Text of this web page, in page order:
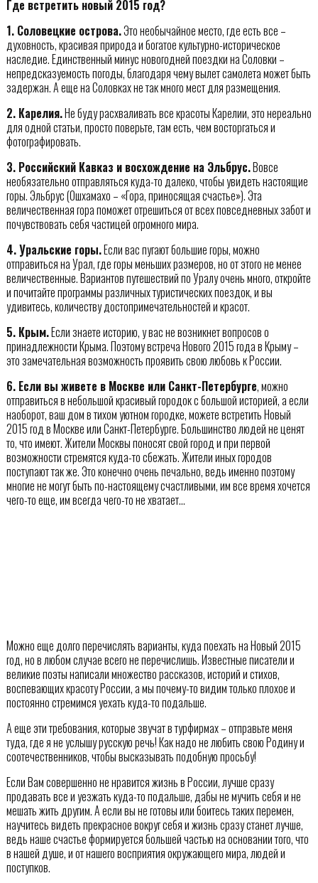
Где встретить новый 2015 год?
1. Соловецкие острова.Это необычайное место, где есть все –
духовность, красивая природа и богатое культурно-историческое
наследие. Единственный минус новогодней поездки на Соловки –
непредсказуемость погоды, благодаря чему вылет самолета может быть
задержан. А еще на Соловках не так много мест для размещения.
2. Карелия.Не буду расхваливать все красоты Карелии, это нереально
для одной статьи, просто поверьте, там есть, чем восторгаться и
фотографировать.
3. Российский Кавказ и восхождение на Эльбрус.Вовсе
необязательно отправляться куда-то далеко, чтобы увидеть настоящие
горы. Эльбрус (Ошхамахо – «Гора, приносящая счастье»). Эта
величественная гора поможет отрешиться от всех повседневных забот и
почувствовать себя частицей огромного мира.
4. Уральские горы.Если вас пугают большие горы, можно
отправиться на Урал, где горы меньших размеров, но от этого не менее
величественные. Вариантов путешествий по Уралу очень много, откройте
и почитайте программы различных туристических поездок, и вы
удивитесь, количеству достопримечательностей и красот.
5. Крым.Если знаете историю, у вас не возникнет вопросов о
принадлежности Крыма. Поэтому встреча Нового 2015 года в Крыму –
это замечательная возможность проявить свою любовь к России.
6. Если вы живете в Москве или Санкт-Петербурге, можно
отправиться в небольшой красивый городок с большой историей, а если
наоборот, ваш дом в тихом уютном городке, можете встретить Новый
2015 год в Москве или Санкт-Петербурге. Большинство людей не ценят
то, что имеют. Жители Москвы поносят свой город и при первой
возможности стремятся куда-то сбежать. Жители иных городов
поступают так же. Это конечно очень печально, ведь именно поэтому
многие не могут быть по-настоящему счастливыми, им все время хочется
чего-то еще, им всегда чего-то не хватает…
Можно еще долго перечислять варианты, куда поехать на Новый 2015
год, но в любом случае всего не перечислишь. Известные писатели и
великие поэты написали множество рассказов, историй и стихов,
воспевающих красоту России, а мы почему-то видим только плохое и
постоянно стремимся уехать куда-то подальше.
А еще эти требования, которые звучат в турфирмах – отправьте меня
туда, где я не услышу русскую речь! Как надо не любить свою Родину и
соотечественников, чтобы высказывать подобную просьбу!
Если Вам совершенно не нравится жизнь в России, лучше сразу
продавать все и уезжать куда-то подальше, дабы не мучить себя и не
мешать жить другим. А если вы не готовы или боитесь таких перемен,
научитесь видеть прекрасное вокруг себя и жизнь сразу станет лучше,
ведь наше счастье формируется большей частью на основании того, что
в нашей душе, и от нашего восприятия окружающего мира, людей и
поступков.